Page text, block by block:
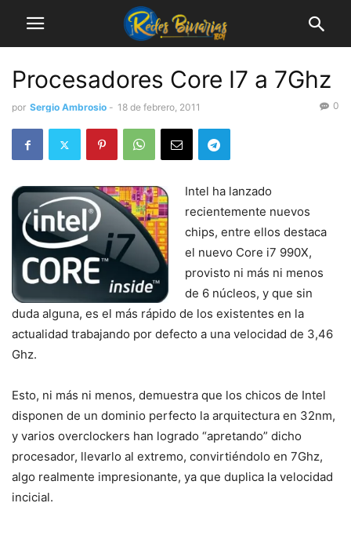
Procesadores Core I7 a 7Ghz
por Sergio Ambrosio - 18 de febrero, 2011 0
Intel ha lanzado
recientemente nuevos
chips, entre ellos destaca
el nuevo Core i7 990X,
provisto ni más ni menos
de 6 núcleos, y que sin
duda alguna, es el más rápido de los existentes en la
actualidad trabajando por defecto a una velocidad de 3,46
Ghz.
Esto, ni más ni menos, demuestra que los chicos de Intel
disponen de un dominio perfecto la arquitectura en 32nm,
y varios overclockers han logrado “apretando” dicho
procesador, llevarlo al extremo, convirtiéndolo en 7Ghz,
algo realmente impresionante, ya que duplica la velocidad
incicial.